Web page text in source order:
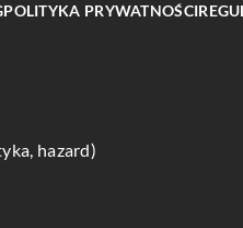
POLITYKA PRYWATNOŚCI
hazard)